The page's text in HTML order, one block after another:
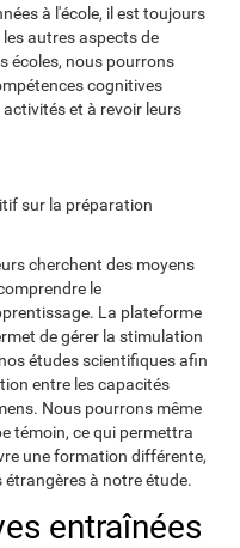
à l'école, il est toujours
autres aspects de
écoles, nous pourrons
cognitives
et à revoir leurs
sur la préparation
cherchent des moyens
le
La plateforme
de gérer la stimulation
études scientifiques afin
entre les capacités
Nous pourrons même
témoin, ce qui permettra
une formation différente,
étrangères à notre étude.
entraînées